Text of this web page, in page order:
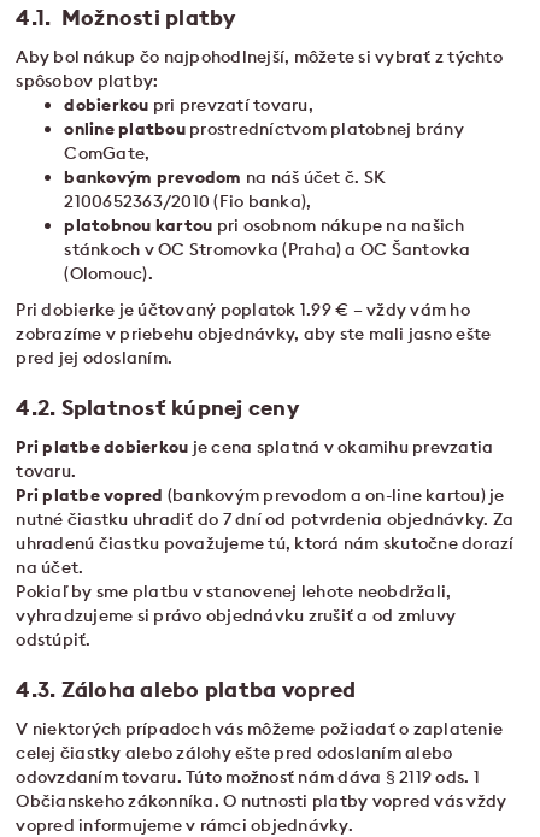
4.1. Možnosti platby
Aby bol nákup čo najpohodlnejší, môžete si vybrať z týchto
spôsobov platby:
dobierkou pri prevzatí tovaru,
online platbouprostredníctvom platobnej brány
ComGate,
bankovým prevodom na náš účet č. SK
2100652363/2010 (Fio banka),
platobnou kartou pri osobnom nákupe na našich
stánkoch v OC Stromovka (Praha) a OC Šantovka
(Olomouc).
Pri dobierke je účtovaný poplatok 1.99 € – vždy vám ho
zobrazíme v priebehu objednávky, aby ste mali jasno ešte
pred jej odoslaním.
4.2. Splatnosť kúpnej ceny
Pri platbe dobierkou je cena splatná v okamihu prevzatia
tovaru.
Pri platbe vopred (bankovým prevodom a on-line kartou) je
nutné čiastku uhradiť do 7 dní od potvrdenia objednávky. Za
uhradenú čiastku považujeme tú, ktorá nám skutočne dorazí
na účet.
Pokiaľ by sme platbu v stanovenej lehote neobdržali,
vyhradzujeme si právo objednávku zrušiť a od zmluvy
odstúpiť.
4.3. Záloha alebo platba vopred
V niektorých prípadoch vás môžeme požiadať o zaplatenie
celej čiastky alebo zálohy ešte pred odoslaním alebo
odovzdaním tovaru. Túto možnosť nám dáva § 2119 ods. 1
Občianskeho zákonníka. O nutnosti platby vopred vás vždy
vopred informujeme v rámci objednávky.